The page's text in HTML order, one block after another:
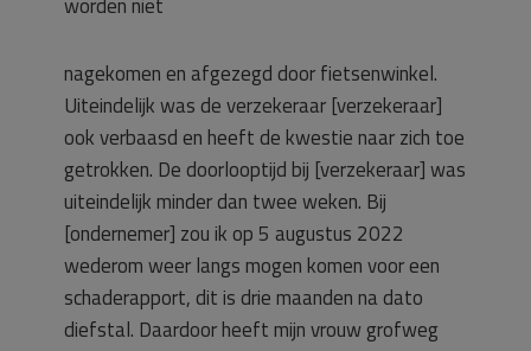
nagekomen en afgezegd door fietsenwinkel.
Uiteindelijk was de verzekeraar [verzekeraar]
ook verbaasd en heeft de kwestie naar zich toe
getrokken. De doorlooptijd bij [verzekeraar] was
uiteindelijk minder dan twee weken. Bij
[ondernemer] zou ik op 5 augustus 2022
wederom weer langs mogen komen voor een
schaderapport, dit is drie maanden na dato
diefstal. Daardoor heeft mijn vrouw grofweg